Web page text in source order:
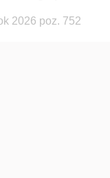
2026 poz. 752